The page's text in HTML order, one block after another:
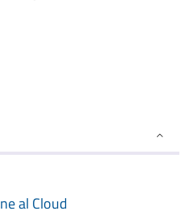
al Cloud